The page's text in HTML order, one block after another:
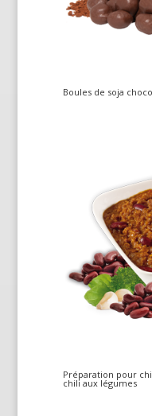
Boules de soja
Préparation pour
chili aux légumes